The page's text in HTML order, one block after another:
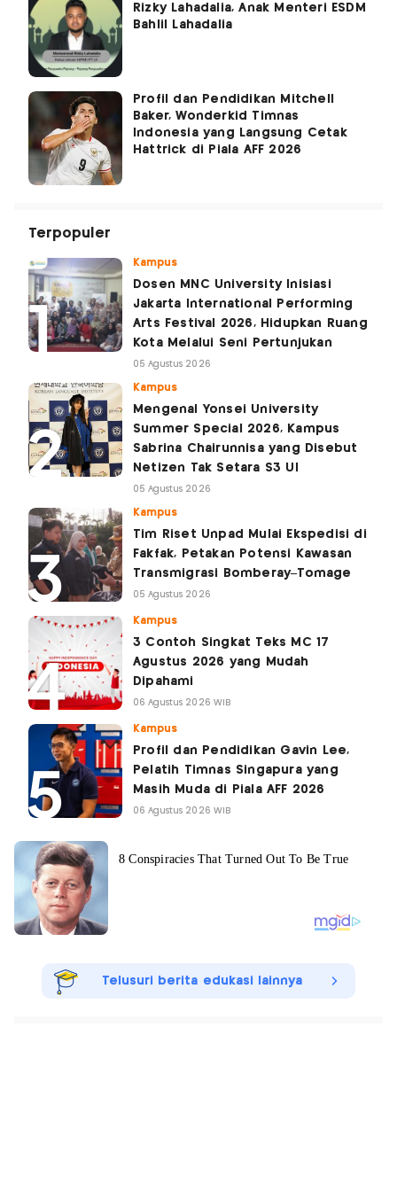
Rizky Lahadalia, Anak Menteri ESDM
Bahlil Lahadalia
Profil dan Pendidikan Mitchell
Baker, Wonderkid Timnas
Indonesia yang Langsung Cetak
Hattrick di Piala AFF 2026
Terpopuler
Kampus
Dosen MNC University Inisiasi
Jakarta International Performing
Arts Festival 2026, Hidupkan Ruang
Kota Melalui Seni Pertunjukan
05 Agustus 2026
Kampus
Mengenal Yonsei University
Summer Special 2026, Kampus
Sabrina Chairunnisa yang Disebut
Netizen Tak Setara S3 UI
05 Agustus 2026
Kampus
Tim Riset Unpad Mulai Ekspedisi di
Fakfak, Petakan Potensi Kawasan
Transmigrasi Bomberay–Tomage
05 Agustus 2026
Kampus
3 Contoh Singkat Teks MC 17
Agustus 2026 yang Mudah
Dipahami
06 Agustus 2026 WIB
Kampus
Profil dan Pendidikan Gavin Lee,
Pelatih Timnas Singapura yang
Masih Muda di Piala AFF 2026
06 Agustus 2026 WIB
Telusuri berita edukasi lainnya